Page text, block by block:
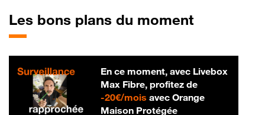
Les bons plans du moment
En ce moment, avec Livebox
Max Fibre, profitez de
-20€/mois20 € par mois
avec Orange
Maison Protégée